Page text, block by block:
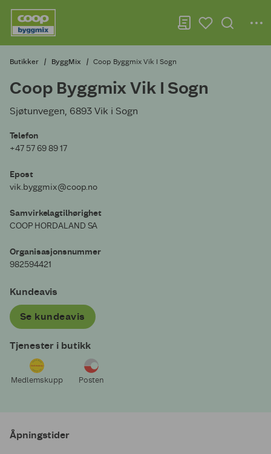
Butikker ByggMix Coop Byggmix Vik I Sogn
Coop Byggmix Vik I Sogn
Sjøtunvegen, 6893 Vik i Sogn
Telefon
+47 57 69 89 17
Epost
vik.byggmix@coop.no
Samvirkelagtilhørighet
COOP HORDALAND SA
Organisasjonsnummer
982594421
Kundeavis
Se kundeavis
Tjenester i butikk
Medlemskupp Posten
Åpningstider